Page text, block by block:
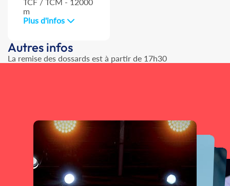
m
Plus d'infos
Autres infos
La remise des dossards est à partir de 17h30